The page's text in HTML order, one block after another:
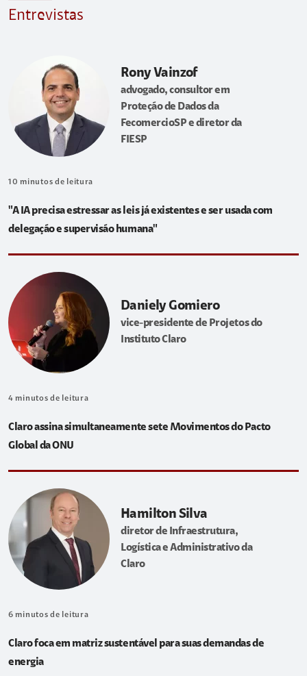
Entrevistas
Rony Vainzof
advogado, consultor em
Proteção de Dados da
FecomercioSP e diretor da
FIESP
10 minutos de leitura
"A IA precisa estressar as leis já existentes e ser usada com
delegação e supervisão humana"
Daniely Gomiero
vice-presidente de Projetos do
Instituto Claro
4 minutos de leitura
Claro assina simultaneamente sete Movimentos do Pacto
Global da ONU
Hamilton Silva
diretor de Infraestrutura,
Logística e Administrativo da
Claro
6 minutos de leitura
Claro foca em matriz sustentável para suas demandas de
energia